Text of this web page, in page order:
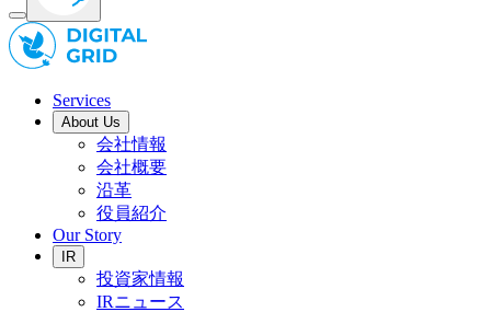
Services
About Us
会社情報
会社概要
沿革
役員紹介
Our Story
IR
投資家情報
IRニュース